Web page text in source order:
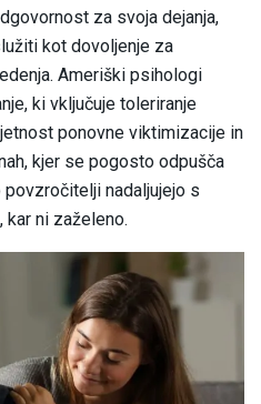
za svoja dejanja,
kot dovoljenje za
Ameriški psihologi
ki vključuje toleriranje
ponovne viktimizacije in
kjer se pogosto odpušča
nadaljujejo s
kar ni zaželeno.